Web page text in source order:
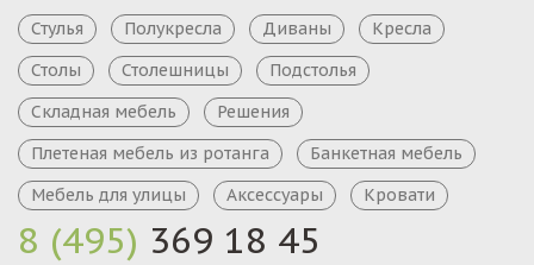
8 (495) 369 18 45
Стулья Полукресла Диваны
Кресла
Столы
Столешницы
Подстолья
Складная мебель
Решения
Плетеная мебель из ротанга
Банкетная мебель
Мебель для улицы
Аксессуары Кровати